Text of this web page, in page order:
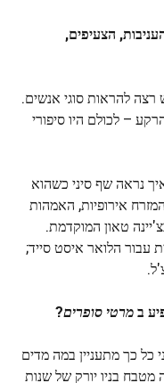
הצעיפים,
רצה להראות סוגי אנשים.
– לכולם היו סיפורי
נראה שף סיני כשהוא
אירופיות, האמהות
טאון המוקדמת.
עבור הלואר איסט סייד;
במרטי סופרים?
כך מתעניין במה מדים
בניו יורק של שנות